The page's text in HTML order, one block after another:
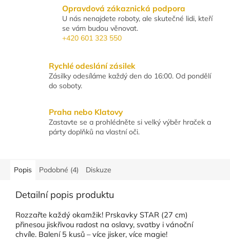
Opravdová zákaznická podpora
U nás nenajdete roboty, ale skutečné lidi, kteří
se vám budou věnovat.
+420 601 323 550
Rychlé odeslání zásilek
Zásilky odesíláme každý den do 16:00. Od pondělí
do soboty.
Praha nebo Klatovy
Zastavte se a prohlédněte si velký výběr hraček a
párty doplňků na vlastní oči.
Popis Podobné (4) Diskuze
Detailní popis produktu
Rozzařte každý okamžik! Prskavky STAR (27 cm)
přinesou jiskřivou radost na oslavy, svatby i vánoční
chvíle. Balení 5 kusů – více jisker, více magie!